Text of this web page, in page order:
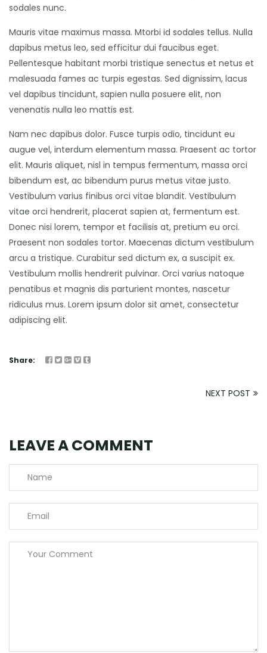
sodales nunc.
Mauris vitae maximus massa. Mtorbi id sodales tellus. Nulla
dapibus metus leo, sed efficitur dui faucibus eget.
Pellentesque habitant morbi tristique senectus et netus et
malesuada fames ac turpis egestas. Sed dignissim, lacus
vel dapibus tincidunt, sapien nulla posuere elit, non
venenatis nulla leo mattis est.
Nam nec dapibus dolor. Fusce turpis odio, tincidunt eu
augue vel, interdum elementum massa. Praesent ac tortor
elit. Mauris aliquet, nisl in tempus fermentum, massa orci
bibendum est, ac bibendum purus metus vitae justo.
Vestibulum varius finibus orci vitae blandit. Vestibulum
vitae orci hendrerit, placerat sapien at, fermentum est.
Donec nisi lorem, tempor et facilisis at, pretium eu orci.
Praesent non sodales tortor. Maecenas dictum vestibulum
arcu a tristique. Curabitur sed dictum ex, a suscipit ex.
Vestibulum mollis hendrerit pulvinar. Orci varius natoque
penatibus et magnis dis parturient montes, nascetur
ridiculus mus. Lorem ipsum dolor sit amet, consectetur
adipiscing elit.
Share:
NEXT POST
LEAVE A COMMENT